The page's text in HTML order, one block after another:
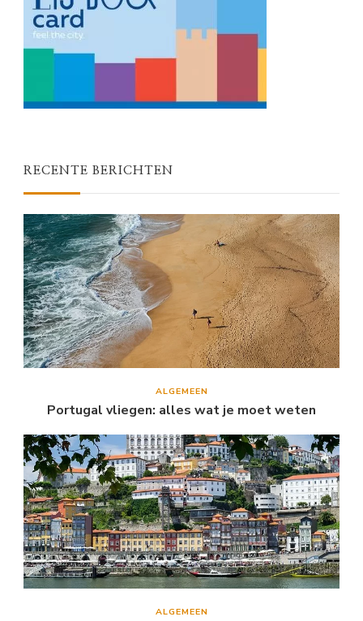
RECENTE BERICHTEN
ALGEMEEN
Portugal vliegen: alles wat je moet weten
ALGEMEEN